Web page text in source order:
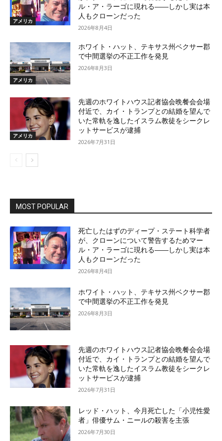
アメリカ
ル・ア・ラーゴに現れる――しかし実は本
人もクローンだった
2026年8月4日
アメリカ
ホワイト・ハット、テキサス州ベクサー郡
で中間選挙の不正工作を発見
2026年8月3日
アメリカ
先週のホワイトハウス記者協会晩餐会会場
付近で、カイ・トランプとの結婚を望んで
いた常軌を逸したイスラム教徒をシークレ
ットサービスが逮捕
2026年7月31日
MOST POPULAR
死亡したはずのディープ・ステート科学者
が、クローンについて警告するためマー
ル・ア・ラーゴに現れる――しかし実は本
人もクローンだった
2026年8月4日
ホワイト・ハット、テキサス州ベクサー郡
で中間選挙の不正工作を発見
2026年8月3日
先週のホワイトハウス記者協会晩餐会会場
付近で、カイ・トランプとの結婚を望んで
いた常軌を逸したイスラム教徒をシークレ
ットサービスが逮捕
2026年7月31日
レッド・ハット、今月死亡した「小児性愛
者」俳優サム・ニールの殺害を主張
2026年7月30日